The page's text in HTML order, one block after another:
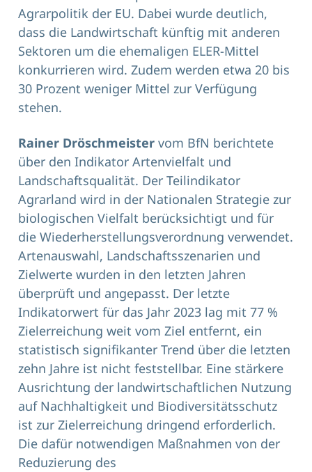
Agrarpolitik der EU. Dabei wurde deutlich,
dass die Landwirtschaft künftig mit anderen
Sektoren um die ehemaligen ELER-Mittel
konkurrieren wird. Zudem werden etwa 20 bis
30 Prozent weniger Mittel zur Verfügung
stehen.
Rainer Dröschmeister vom BfN berichtete
über den Indikator Artenvielfalt und
Landschaftsqualität. Der Teilindikator
Agrarland wird in der Nationalen Strategie zur
biologischen Vielfalt berücksichtigt und für
die Wiederherstellungsverordnung verwendet.
Artenauswahl, Landschaftsszenarien und
Zielwerte wurden in den letzten Jahren
überprüft und angepasst. Der letzte
Indikatorwert für das Jahr 2023 lag mit 77 %
Zielerreichung weit vom Ziel entfernt, ein
statistisch signifikanter Trend über die letzten
zehn Jahre ist nicht feststellbar. Eine stärkere
Ausrichtung der landwirtschaftlichen Nutzung
auf Nachhaltigkeit und Biodiversitätsschutz
ist zur Zielerreichung dringend erforderlich.
Die dafür notwendigen Maßnahmen von der
Reduzierung des